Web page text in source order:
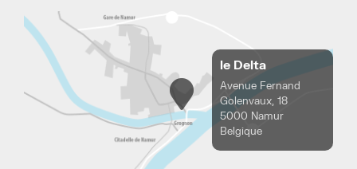
le Delta
Avenue Fernand
Golenvaux, 18
5000 Namur
Belgique